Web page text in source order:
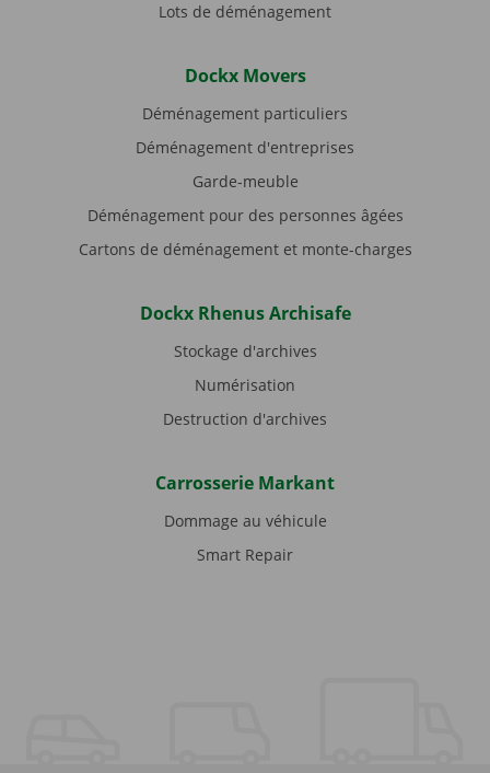
Lots de déménagement
Dockx Movers
Déménagement particuliers
Déménagement d'entreprises
Garde-meuble
Déménagement pour des personnes âgées
Cartons de déménagement et monte-charges
Dockx Rhenus Archisafe
Stockage d'archives
Numérisation
Destruction d'archives
Carrosserie Markant
Dommage au véhicule
Smart Repair